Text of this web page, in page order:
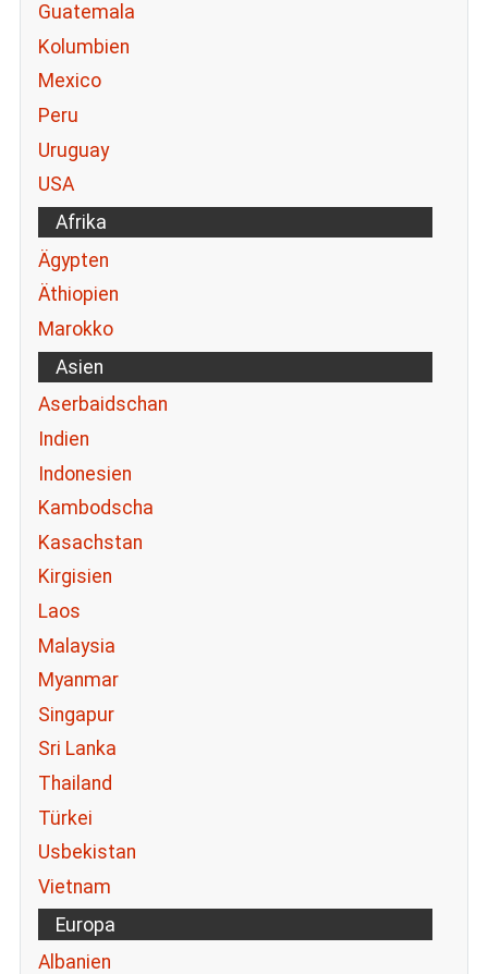
Guatemala
Kolumbien
Mexico
Peru
Uruguay
USA
Afrika
Ägypten
Äthiopien
Marokko
Asien
Aserbaidschan
Indien
Indonesien
Kambodscha
Kasachstan
Kirgisien
Laos
Malaysia
Myanmar
Singapur
Sri Lanka
Thailand
Türkei
Usbekistan
Vietnam
Europa
Albanien